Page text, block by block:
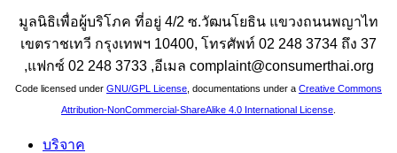
มูลนิธิเพื่อผู้บริโภค ที่อยู่ 4/2 ซ.วัฒนโยธิน แขวงถนนพญาไท
เขตราชเทวี กรุงเทพฯ 10400, โทรศัพท์ 02 248 3734 ถึง 37
,แฟกซ์ 02 248 3733 ,อีเมล complaint@consumerthai.org
Code licensed under GNU/GPL License , documentations under a Creative Commons
Attribution-NonCommercial-ShareAlike 4.0 International License
บริจาค